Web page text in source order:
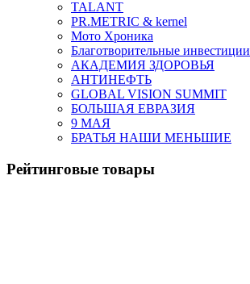
TALANT
PR.METRIC & kernel
Мото Хроника
Благотворительные инвестиции
АКАДЕМИЯ ЗДОРОВЬЯ
АНТИНЕФТЬ
GLOBAL VISION SUMMIT
БОЛЬШАЯ ЕВРАЗИЯ
9 МАЯ
БРАТЬЯ НАШИ МЕНЬШИЕ
Рейтинговые товары